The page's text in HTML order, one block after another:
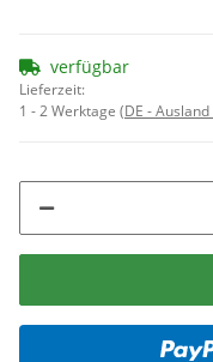
verfügbar
Lieferzeit:
1 - 2 Werktage (DE -